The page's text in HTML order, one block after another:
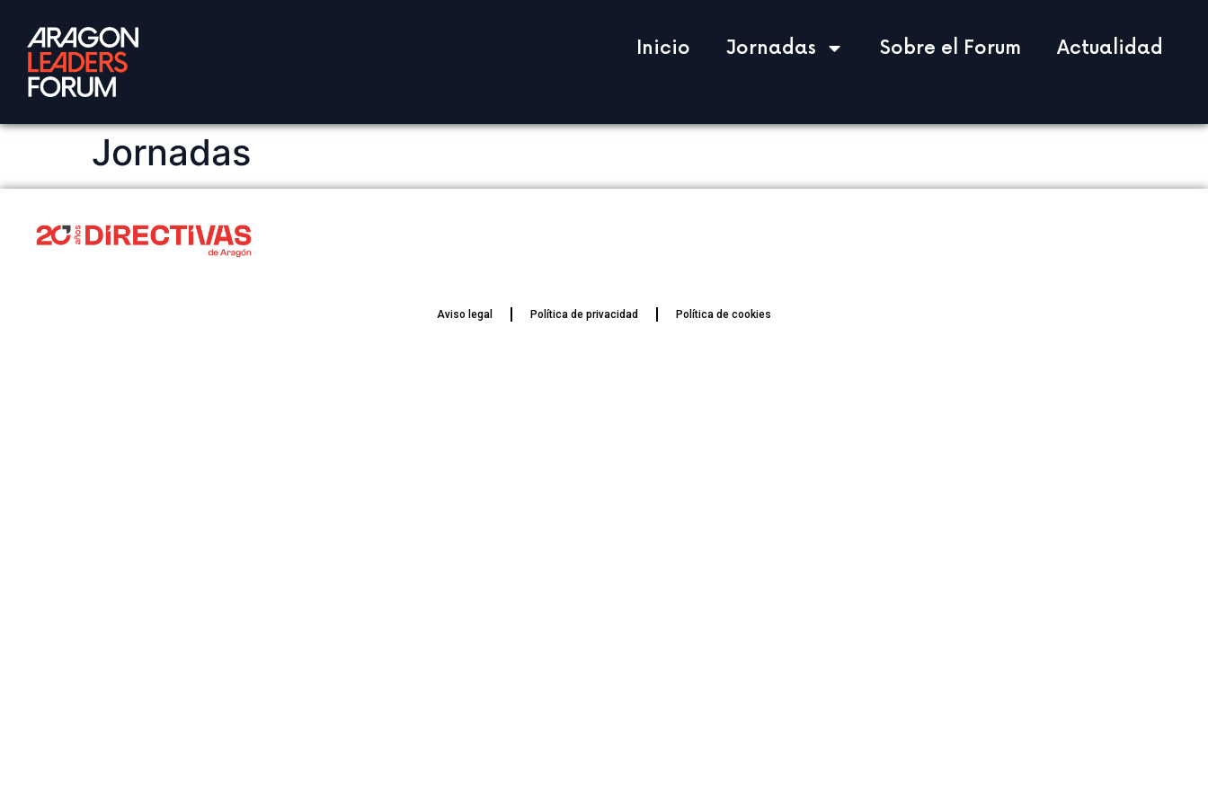
Inicio Jornadas Sobre el Forum Actualidad
Jornadas
Aviso legal Política de privacidad Política de cookies